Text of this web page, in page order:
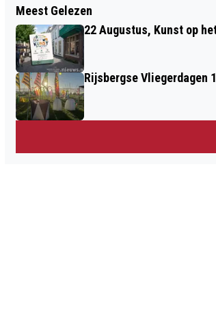
BURGEMEESTERS LUIDEN
OVER ZOMBIEDRUG FLAKKA
Meest Gelezen
22 Augustus, Kunst op
Rijsbergse Vliegerdagen